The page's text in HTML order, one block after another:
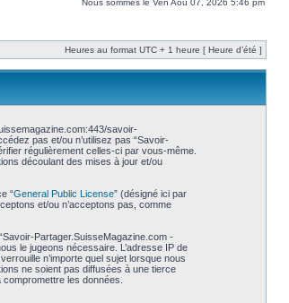
Nous sommes le Ven Aoû 07, 2026 5:46 pm
Heures au format UTC + 1 heure [ Heure d’été ]
savoir-
pas et/ou n’utilisez pas “Savoir-
régulièrement celles-ci par vous-même.
découlant des mises à jour et/ou
“General Public License” (désigné ici par
et/ou n’acceptons pas, comme
Partager.SuisseMagazine.com -
le jugeons nécessaire. L’adresse IP de
n’importe quel sujet lorsque nous
ne soient pas diffusées à une tierce
les données.